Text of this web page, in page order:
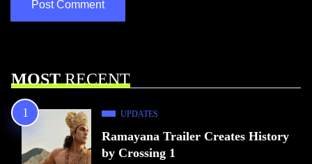
MOSTRECENT
UPDATES
Ramayana Trailer Creates History
by Crossing 1